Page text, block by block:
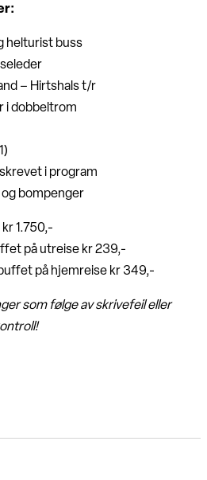
helturist buss
– Hirtshals t/r
i dobbeltrom
i program
bompenger
1.750,-
på utreise kr 239,-
på hjemreise kr 349,-
som følge av skrivefeil eller